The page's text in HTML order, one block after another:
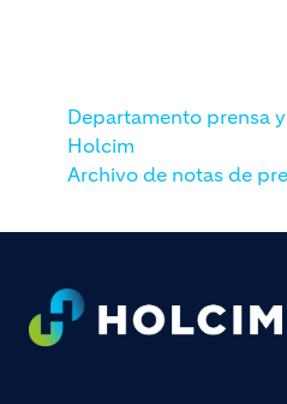
Departamento prensa
Holcim
Archivo de notas de
Footer